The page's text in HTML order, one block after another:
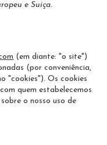
e Suíça.
(em diante: "o site")
(por conveniência,
"cookies"). Os cookies
quem estabelecemos
o nosso uso de